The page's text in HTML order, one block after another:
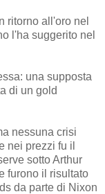
ritorno all'oro nel
l'ha suggerito nel
una supposta
di un gold
nessuna crisi
nei prezzi fu il
sotto Arthur
furono il risultato
da parte di Nixon